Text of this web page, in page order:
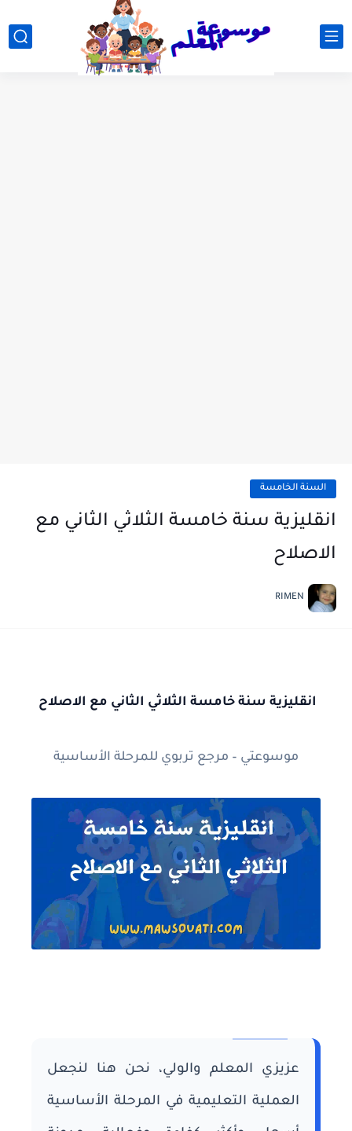
السنة الخامسة
انقليزية سنة خامسة الثلاثي الثاني مع
الاصلاح
RIMEN
انقليزية سنة خامسة الثلاثي الثاني مع الاصلاح
موسوعتي – مرجع تربوي للمرحلة الأساسية
عزيزي المعلم والولي، نحن هنا لنجعل
العملية التعليمية في المرحلة الأساسية